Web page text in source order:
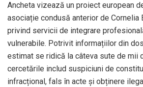
Ancheta vizează un proiect european
asociație condusă anterior de Cornelia
privind servicii de integrare
vulnerabile. Potrivit informațiilor din
estimat se ridică la câteva sute de mii
cercetările includ suspiciuni de
infracțional, fals în acte și obținere